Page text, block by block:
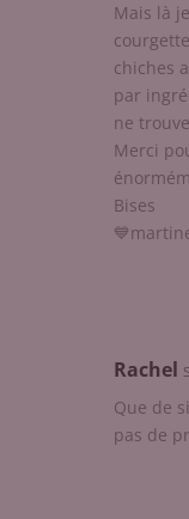
Mais là
chiches
par
ne
Merci
Bises
Rachel
Que de
pas de